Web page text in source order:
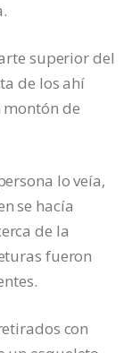
superior del
de los ahí
de
lo veía,
se hacía
de la
fueron
con